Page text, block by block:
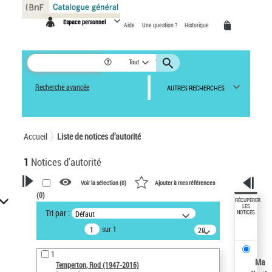
Espace personnel Aide Une question ? Historique
Tout
Recherche avancée AUTRES RECHERCHES
Accueil Liste de notices d’autorité
1 Notices d'autorité
VOTRE RECHERCHE
Recherche avancée dans les
notices d’autorité
Œuvres liées à l'auteur :
Temperton, Rod (1947-2016)
Voir la sélection (0) Ajouter à mes références
(0)
Tri par : Défaut
sur 1
20
résultats/page
1
Temperton, Rod (1947-2016)
RÉCUPÉRER
LES
NOTICES
Ma
Panneau de gestion des cookies